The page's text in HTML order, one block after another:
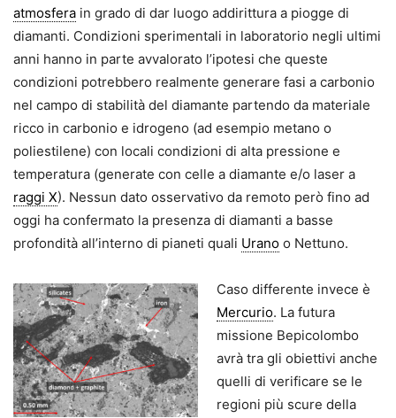
atmosfera in grado di dar luogo addirittura a piogge di
diamanti. Condizioni sperimentali in laboratorio negli ultimi
anni hanno in parte avvalorato l’ipotesi che queste
condizioni potrebbero realmente generare fasi a carbonio
nel campo di stabilità del diamante partendo da materiale
ricco in carbonio e idrogeno (ad esempio metano o
poliestilene) con locali condizioni di alta pressione e
temperatura (generate con celle a diamante e/o laser a
raggi X). Nessun dato osservativo da remoto però fino ad
oggi ha confermato la presenza di diamanti a basse
profondità all’interno di pianeti quali Urano o Nettuno.
Caso differente invece è
Mercurio. La futura
missione Bepicolombo
avrà tra gli obiettivi anche
quelli di verificare se le
regioni più scure della